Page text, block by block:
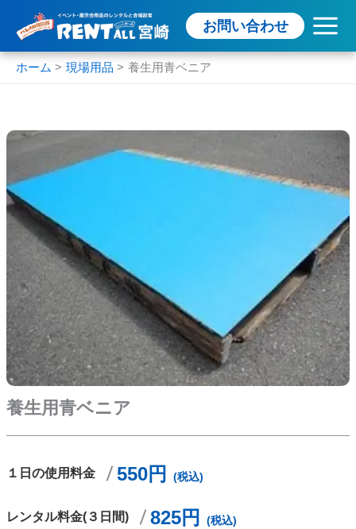
お問い合わせ
ホーム 現場用品 養生用青ベニア
養生用青ベニア
１日の使用料金 550円 (税込)
レンタル料金(３日間) 825円 (税込)